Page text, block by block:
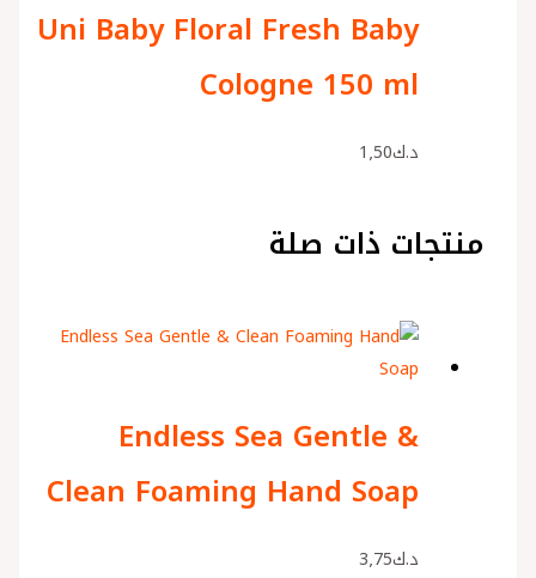
Uni Baby Floral Fresh Baby
Cologne 150 ml
د.ك1٫50
منتجات ذات صلة
Endless Sea Gentle &
Clean Foaming Hand Soap
د.ك3٫75